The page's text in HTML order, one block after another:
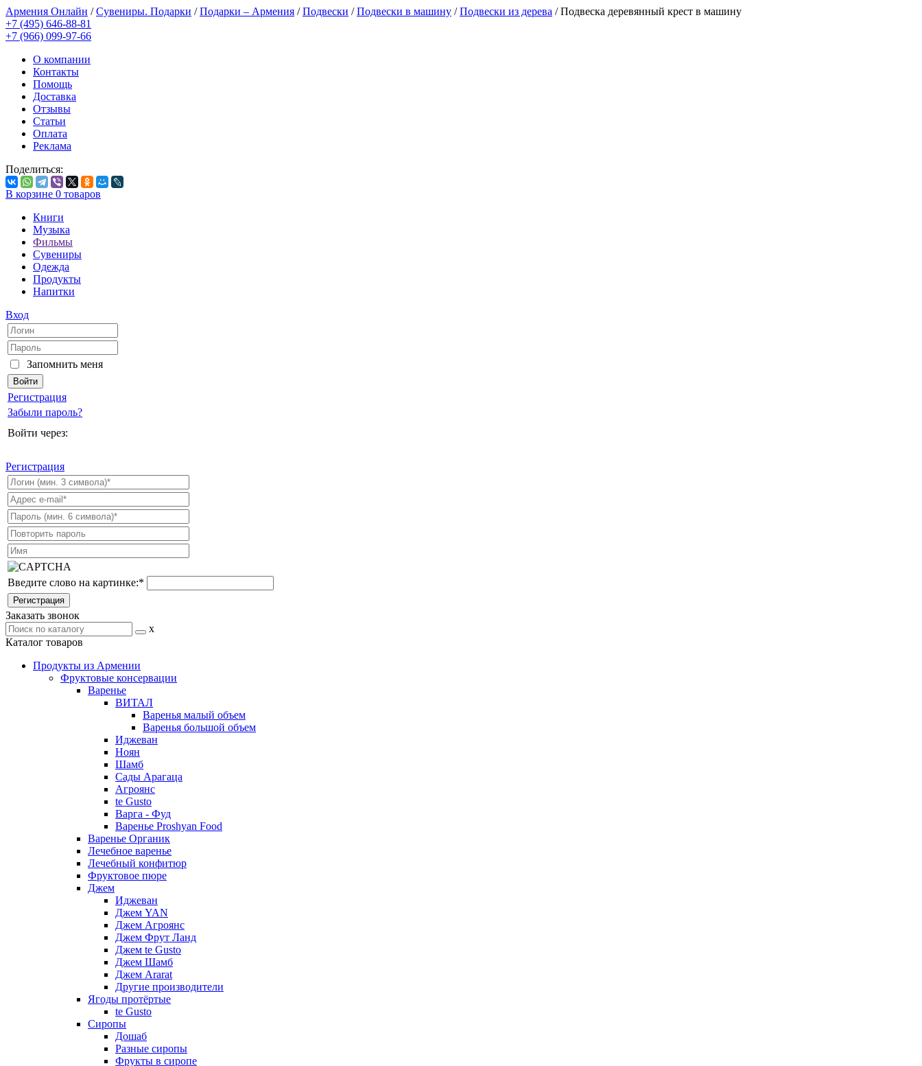
Армения Онлайн /Сувениры. Подарки /Подарки – Армения /Подвески /Подвески в машину /Подвески из дерева /Подвеска деревянный крест в машину
+7 (495) 646-88-81
+7 (966) 099-97-66
О компании
Контакты
Помощь
Доставка
Отзывы
Статьи
Оплата
Реклама
Поделиться:
В корзине 0 товаров
Книги
Музыка
Фильмы
Сувениры
Одежда
Продукты
Напитки
Вход
Запомнить меня
Регистрация
Забыли пароль?
Войти через:
Регистрация
Введите слово на картинке:*
Заказать звонок
x
Каталог товаров
Продукты из Армении
Фруктовые консервации
Варенье
ВИТАЛ
Варенья малый объем
Варенья большой объем
Иджеван
Ноян
Шамб
Сады Арагаца
Агроянс
te Gusto
Варга - Фуд
Варенье Proshyan Food
Варенье Органик
Лечебное варенье
Лечебный конфитюр
Фруктовое пюре
Джем
Иджеван
Джем YAN
Джем Агроянс
Джем Фрут Ланд
Джем te Gusto
Джем Шамб
Джем Ararat
Другие производители
Ягоды протёртые
te Gusto
Сиропы
Дошаб
Разные сиропы
Фрукты в сиропе